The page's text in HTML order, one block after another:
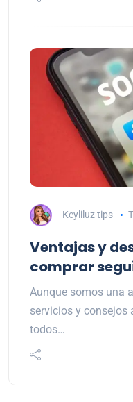
Keyliluz tips
Ventajas y
comprar
Aunque somos una
servicios y consejos
todos…